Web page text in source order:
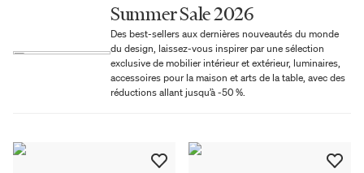
Summer Sale 2026
Des best-sellers aux dernières nouveautés du monde
du design, laissez-vous inspirer par une sélection
exclusive de mobilier intérieur et extérieur, luminaires,
accessoires pour la maison et arts de la table, avec des
réductions allant jusqu’à -50 %.